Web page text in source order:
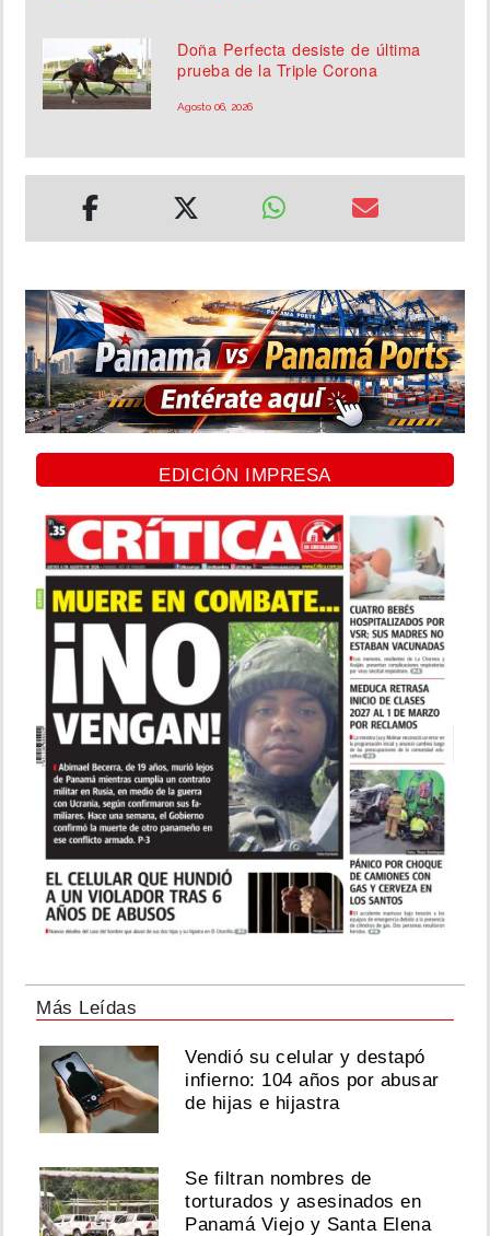
Doña Perfecta desiste de última
prueba de la Triple Corona
Agosto 06, 2026
EDICIÓN IMPRESA
Más Leídas
Vendió su celular y destapó
infierno: 104 años por abusar
de hijas e hijastra
Se filtran nombres de
torturados y asesinados en
Panamá Viejo y Santa Elena